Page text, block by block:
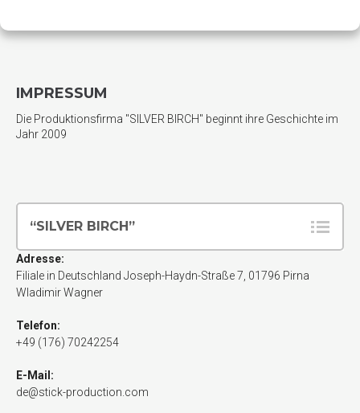
IMPRESSUM
Die Produktionsfirma "SILVER BIRCH" beginnt ihre Geschichte im
Jahr 2009
“SILVER BIRCH”
Adresse:
Filiale in Deutschland Joseph-Haydn-Straße 7 01796 Pirna
Wladimir Wagner
Telefon:
+49 (176) 70242254
E-Mail:
de@stick-production.com